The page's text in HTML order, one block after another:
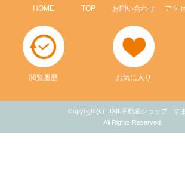
HOME TOP お問い合わせ アク
閲覧履歴 お気に入り
Copyright(c) LIXIL不動産ショップ す
All Rights Reserved.